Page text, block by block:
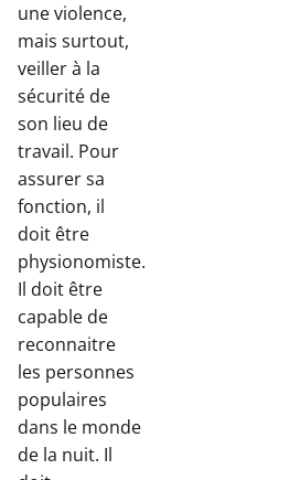
une violence,
mais surtout,
veiller à la
sécurité de
son lieu de
travail. Pour
assurer sa
fonction, il
doit être
physionomiste.
Il doit être
capable de
reconnaitre
les personnes
populaires
dans le monde
de la nuit. Il